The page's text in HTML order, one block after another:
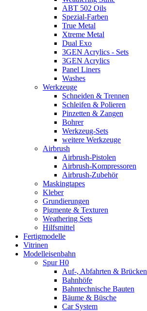
ABT 502 Oils
Spezial-Farben
True Metal
Xtreme Metal
Dual Exo
3GEN Acrylics - Sets
3GEN Acrylics
Panel Liners
Washes
Werkzeuge
Schneiden & Trennen
Schleifen & Polieren
Pinzetten & Zangen
Bohrer
Werkzeug-Sets
weitere Werkzeuge
Airbrush
Airbrush-Pistolen
Airbrush-Kompressoren
Airbrush-Zubehör
Maskingtapes
Kleber
Grundierungen
Pigmente & Texturen
Weathering Sets
Hilfsmittel
Fertigmodelle
Vitrinen
Modelleisenbahn
Spur H0
Auf-, Abfahrten & Brücken
Bahnhöfe
Bahntechnische Bauten
Bäume & Büsche
Car System